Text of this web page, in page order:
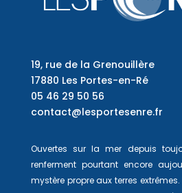
19, rue de la Grenouillère
17880 Les Portes-en-Ré
05 46 29 50 56
contact@lesportesenre.fr
Ouvertes sur la mer depuis
renferment pourtant encore
mystère propre aux terres